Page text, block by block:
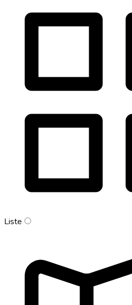
Liste